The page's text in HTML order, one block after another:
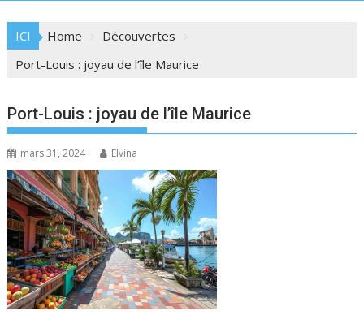
ICI Home
Découvertes
Port-Louis : joyau de l’île Maurice
Port-Louis : joyau de l’île Maurice
mars 31, 2024 Elvina